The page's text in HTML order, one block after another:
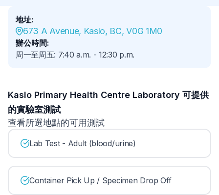
地址:
673 A Avenue, Kaslo, BC, V0G 1M0
辦公時間:
周一至周五: 7:40 a.m. -12:30 p.m.
Kaslo Primary Health Centre Laboratory 可提供
的實驗室測試
查看所選地點的可用測試
Lab Test - Adult (blood/urine)
Container Pick Up / Specimen Drop Off